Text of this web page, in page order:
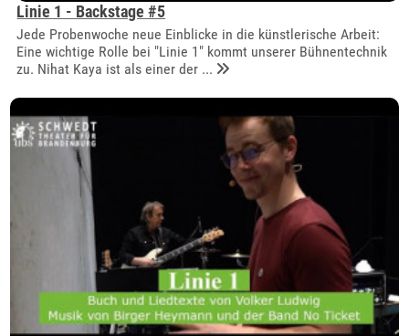
Linie 1 - Backstage #5
Jede Probenwoche neue Einblicke in die künstlerische Arbeit:
Eine wichtige Rolle bei "Linie 1" kommt unserer Bühnentechnik
zu. Nihat Kaya ist als einer der ...